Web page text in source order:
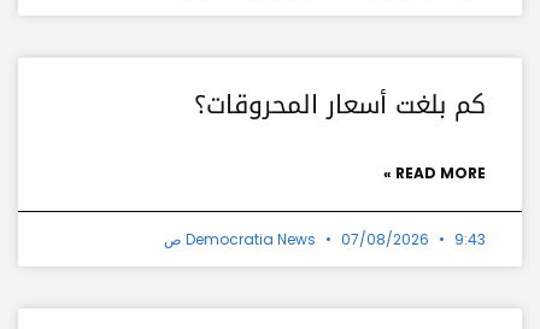
كم بلغت أسعار المحروقات؟
READ MORE »
Democratia News 07/08/2026 9:43 ص